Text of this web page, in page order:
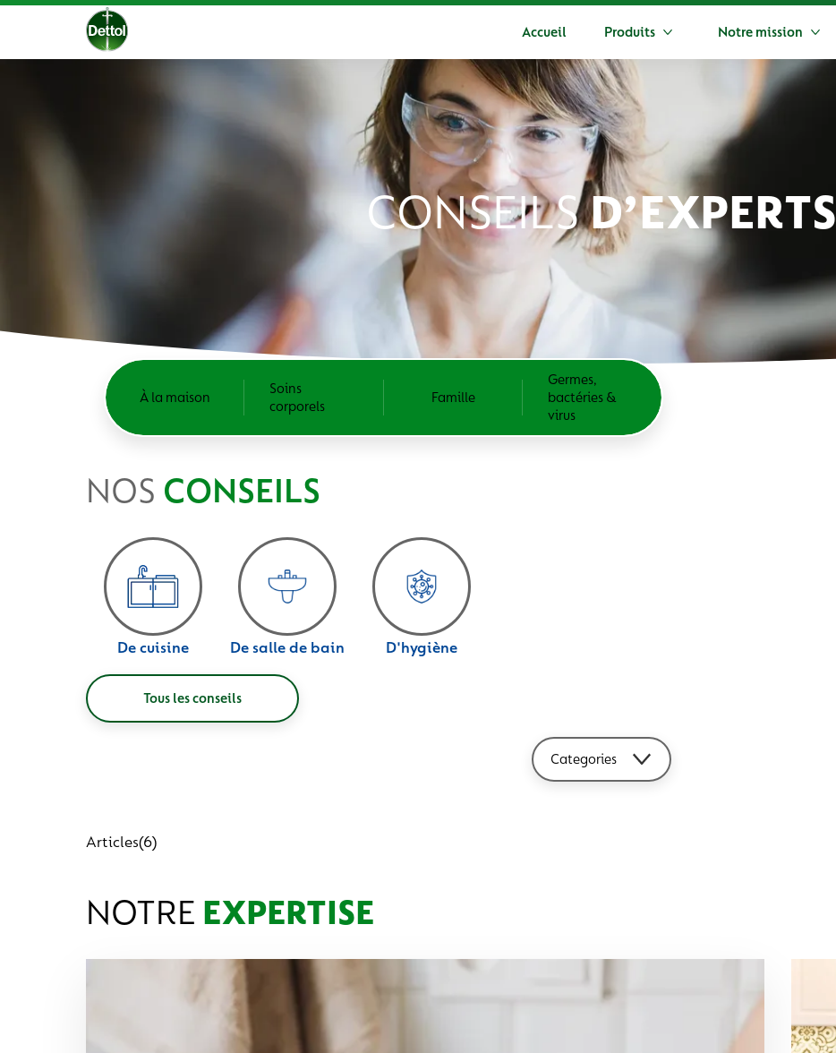
Accueil Produits Notre mission
CONSEILSD’EXPERTS
À la maison
Soins
corporels
Famille
Germes,
bactéries &
virus
NOS CONSEILS
De cuisine De salle de bain D'hygiène
Tous les conseils
Categories
Articles(6)
NOTRE EXPERTISE